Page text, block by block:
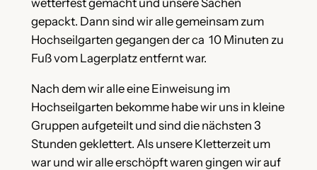
gepackt. Dann sind wir alle gemeinsam zum
Hochseilgarten gegangen der ca 10 Minuten zu
Fuß vom Lagerplatz entfernt war.
Nach dem wir alle eine Einweisung im
Hochseilgarten bekomme habe wir uns in kleine
Gruppen aufgeteilt und sind die nächsten 3
Stunden geklettert. Als unsere Kletterzeit um
war und wir alle erschöpft waren gingen wir auf